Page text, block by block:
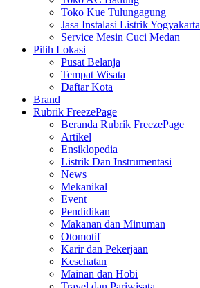
Toko Kue Tulungagung
Jasa Instalasi Listrik Yogyakarta
Service Mesin Cuci Medan
Pilih Lokasi
Pusat Belanja
Tempat Wisata
Daftar Kota
Brand
Rubrik FreezePage
Beranda Rubrik FreezePage
Artikel
Ensiklopedia
Listrik Dan Instrumentasi
News
Mekanikal
Event
Pendidikan
Makanan dan Minuman
Otomotif
Karir dan Pekerjaan
Kesehatan
Mainan dan Hobi